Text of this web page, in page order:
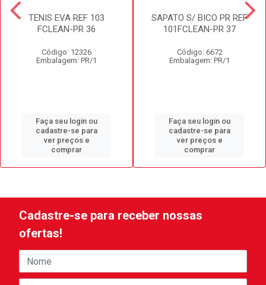
TENIS EVA REF 103
FCLEAN-PR 36
Código: 12326
Embalagem: PR/1
Faça seu login ou
cadastre-se para
ver preços e
comprar
SAPATO S/ BICO PR REF
101FCLEAN-PR 37
Código: 6672
Embalagem: PR/1
Faça seu login ou
cadastre-se para
ver preços e
comprar
Cadastre-se para receber nossas
ofertas!